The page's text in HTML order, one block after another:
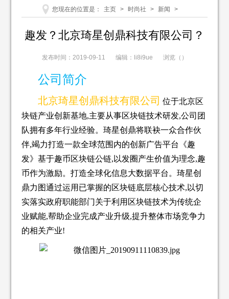
您现在的位置是： 主页 > 时尚社 > 新闻 >
趣发？北京琦星创鼎科技有限公司？
发布时间：2019-09-11 编辑：li8i9ue 浏览（ ）
公司简介
北京琦星创鼎科技有限公司 位于北京区
块链产业创新基地,主要从事区块链技术研发,公司团
队拥有多年行业经验。琦星创鼎将联袂一众合作伙
伴,竭力打造一款全球范围内的创新广告平台《趣
发》基于趣币区块链公链,以发圈产生价值为理念,趣
币作为激励。打造全球化信息大数据平台。琦星创
鼎力图通过运用已掌握的区块链底层核心技术,以切
实落实政府职能部门关于利用区块链技术为传统企
业赋能,帮助企业完成产业升级,提升整体市场竞争力
的相关产业!